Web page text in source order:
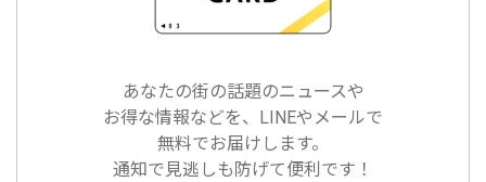
あなたの街の話題のニュースや
お得な情報などを、LINEやメールで
無料でお届けします。
通知で見逃しも防げて便利です！